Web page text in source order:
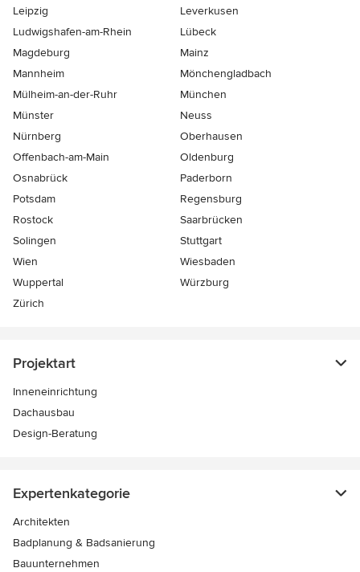
Leipzig
Leverkusen
Ludwigshafen-am-Rhein
Lübeck
Magdeburg
Mainz
Mannheim
Mönchen­gladbach
Mülheim-an-der-Ruhr
München
Münster
Neuss
Nürnberg
Oberhausen
Offenbach-am-Main
Oldenburg
Osnabrück
Paderborn
Potsdam
Regensburg
Rostock
Saarbrücken
Solingen
Stuttgart
Wien
Wiesbaden
Wuppertal
Würzburg
Zürich
Projektart
Inneneinrichtung
Dachausbau
Design-Beratung
Expertenkategorie
Architekten
Badplanung & Badsanierung
Bauunternehmen